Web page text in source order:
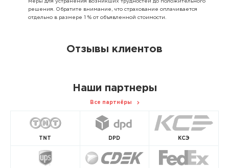
меры для устранения возникших трудностей до положительного
решения. Обратите внимание, что страхование оплачивается
отдельно в размере 1 % от объявленной стоимости.
Отзывы клиентов
Наши партнеры
Все партнёры
TNT DPD КСЭ